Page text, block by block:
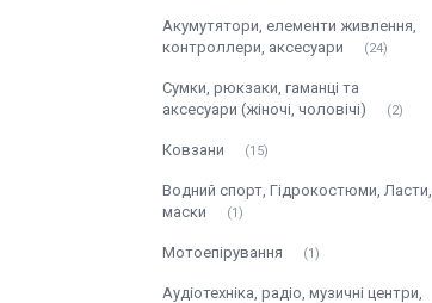
Акумутятори, елементи живлення,
контроллери, аксесуари
24
Сумки, рюкзаки, гаманці та
аксесуари (жіночі, чоловічі)
2
Ковзани 15
Водний спорт, Гідрокостюми, Ласти,
маски
1
Мотоепірування 1
Аудіотехніка, радіо, музичні центри,